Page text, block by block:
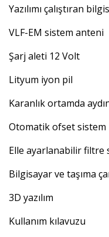
Yazılımı çalıştıran
VLF-EM sistem anteni
Şarj aleti 12 Volt
Lityum iyon pil
Karanlık ortamda
Otomatik ofset sistem
Elle ayarlanabilir filtre
Bilgisayar ve taşıma
3D yazılım
Kullanım kılavuzu